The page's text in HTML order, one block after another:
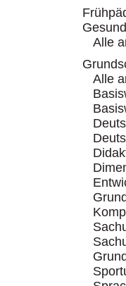
Alle
Alle